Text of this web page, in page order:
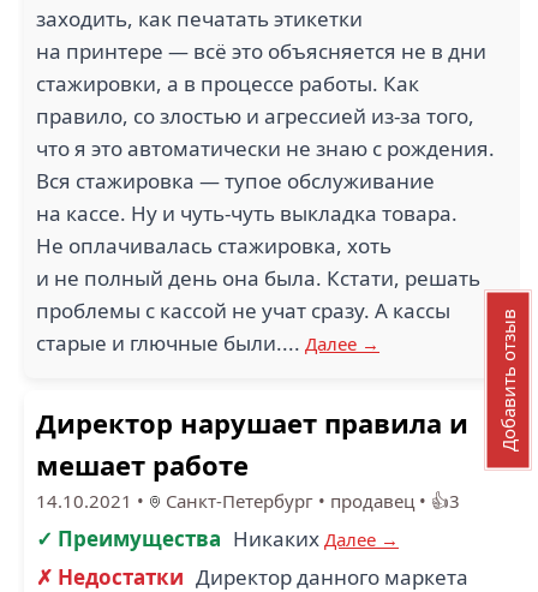
заходить, как печатать этикетки
на принтере — всё это объясняется не в дни
стажировки, а в процессе работы. Как
правило, со злостью и агрессией из-за того,
что я это автоматически не знаю с рождения.
Вся стажировка — тупое обслуживание
на кассе. Ну и чуть-чуть выкладка товара.
Не оплачивалась стажировка, хоть
и не полный день она была. Кстати, решать
проблемы с кассой не учат сразу. А кассы
старые и глючные были.... Далее →
Директор нарушает правила и
мешает работе
14.10.2021 • Санкт-Петербург • продавец • 👍3
✓ Преимущества Никаких Далее →
✗ Недостатки Директор данного маркета
Добавить отзыв